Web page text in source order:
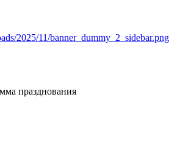
празднования